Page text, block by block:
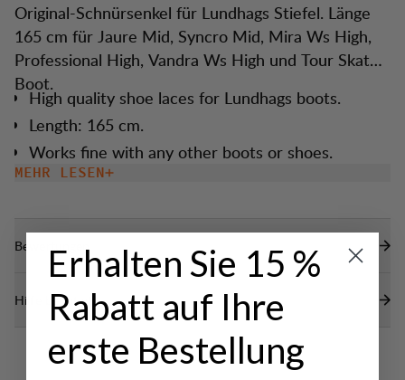
Original-Schnürsenkel für Lundhags Stiefel. Länge
165 cm für Jaure Mid, Syncro Mid, Mira Ws High,
Professional High, Vandra Ws High und Tour Skate
Boot.
High quality shoe laces for Lundhags boots.
Length: 165 cm.
Works fine with any other boots or shoes.
MEHR LESEN
Bewertungen
Hilfe benötigt?
Erhalten Sie 15 %
Rabatt auf Ihre
erste Bestellung